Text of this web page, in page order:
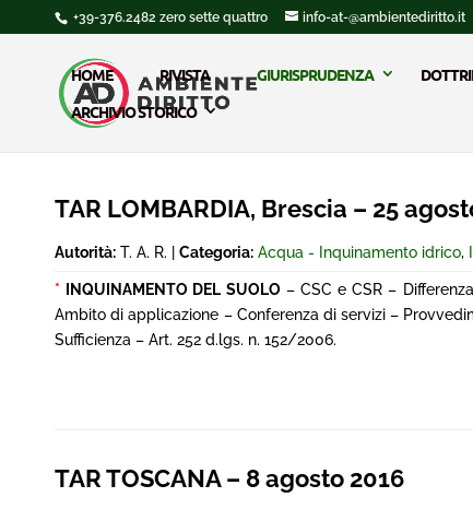
+39-376.2482 zero sette quattro info-at-@ambientediritto.it
HOME RIVISTA GIURISPRUDENZA
ARCHIVIO STORICO
TAR LOMBARDIA, Brescia – 25
Autorità: T. A. R. | Categoria: Acqua - Inquinamento idrico,
* INQUINAMENTO DEL SUOLO– CSC e CSR –
Ambito di applicazione – Conferenza di servizi –
Sufficienza – Art. 252 d.lgs. n. 152/2006.
TAR TOSCANA – 8 agosto 2016